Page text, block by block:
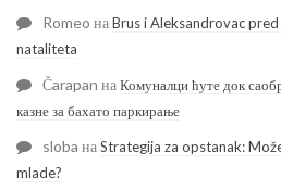
Romeo наBrus i Aleksandrovac
nataliteta
Čarapan наКомуналци ћуте док
казне за бахато паркирање
sloba наStrategija za opstanak:
mlade?